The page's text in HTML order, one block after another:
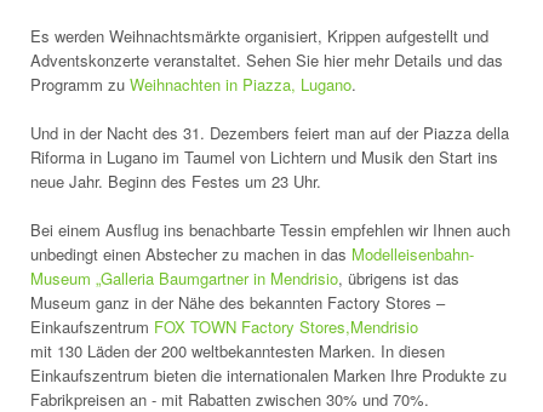
Es werden Weihnachtsmärkte organisiert, Krippen aufgestellt und
Adventskonzerte veranstaltet. Sehen Sie hier mehr Details und das
Programm zu Weihnachten in Piazza, Lugano.
Und in der Nacht des 31. Dezembers feiert man auf der Piazza della
Riforma in Lugano im Taumel von Lichtern und Musik den Start ins
neue Jahr. Beginn des Festes um 23 Uhr.
Bei einem Ausflug ins benachbarte Tessin empfehlen wir Ihnen auch
unbedingt einen Abstecher zu machen in das Modelleisenbahn-
Museum „Galleria Baumgartner in Mendrisio, übrigens ist das
Museum ganz in der Nähe des bekannten Factory Stores –
Einkaufszentrum FOX TOWN Factory Stores,Mendrisio
mit 130 Läden der 200 weltbekanntesten Marken. In diesen
Einkaufszentrum bieten die internationalen Marken Ihre Produkte zu
Fabrikpreisen an - mit Rabatten zwischen 30% und 70%.